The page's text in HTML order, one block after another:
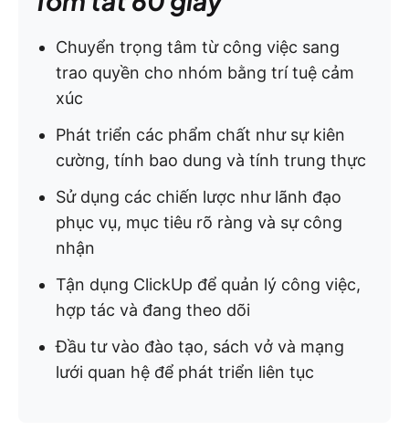
Chuyển trọng tâm từ công việc sang
trao quyền cho nhóm bằng trí tuệ cảm
xúc
Phát triển các phẩm chất như sự kiên
cường, tính bao dung và tính trung thực
Sử dụng các chiến lược như lãnh đạo
phục vụ, mục tiêu rõ ràng và sự công
nhận
Tận dụng ClickUp để quản lý công việc,
hợp tác và đang theo dõi
Đầu tư vào đào tạo, sách vở và mạng
lưới quan hệ để phát triển liên tục